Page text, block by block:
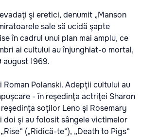
şi eretici, denumit „Manson
sale să ucidă şapte
în cadrul unui plan mai amplu, ce
ai cultului au înjunghiat-o mortal,
1969.
Polanski. Adepţii cultului au
- în reşedinţa actriţei Sharon
soţilor Leno şi Rosemary
doi şi au folosit sângele victimelor
(„Ridică-te“), „Death to Pigs“